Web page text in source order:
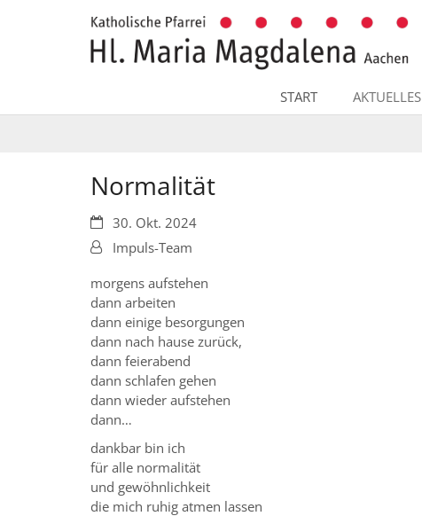
START AKTUELLES
Normalität
Datum:30. Okt. 2024
Von:Impuls-Team
morgens aufstehen
dann arbeiten
dann einige besorgungen
dann nach hause zurück,
dann feierabend
dann schlafen gehen
dann wieder aufstehen
dann…
dankbar bin ich
für alle normalität
und gewöhnlichkeit
die mich ruhig atmen lassen